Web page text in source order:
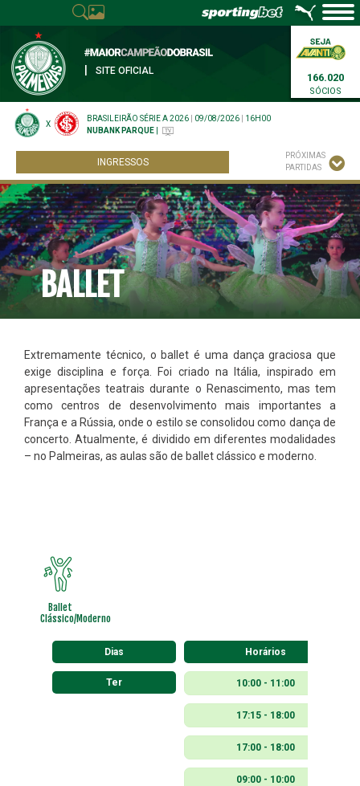
SITE OFICIAL
166.020
SÓCIOS
X
BRASILEIRÃO SÉRIE A 2026 09/08/2026
16H00
NUBANK PARQUE
INGRESSOS
PRÓXIMAS
PARTIDAS
BALLET
Extremamente técnico, o ballet é uma dança graciosa que
exige disciplina e força. Foi criado na Itália, inspirado em
apresentações teatrais durante o Renascimento, mas tem
como centros de desenvolvimento mais importantes a
França e a Rússia, onde o estilo se consolidou como dança de
concerto. Atualmente, é dividido em diferentes modalidades
– no Palmeiras, as aulas são de ballet clássico e moderno.
Ballet
Clássico/Moderno
Dias Horários
Ter 10:00 - 11:00
17:15 - 18:00
17:00 - 18:00
09:00 - 10:00